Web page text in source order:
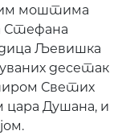
моштима
Стефана
Љевишка
десетак
Светих
цара Душана, и